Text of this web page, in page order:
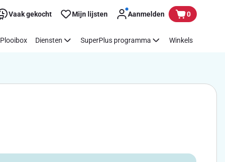
Vaak gekocht Mijn lijsten Aanmelden 0
Plooibox Diensten SuperPlus programma Winkels